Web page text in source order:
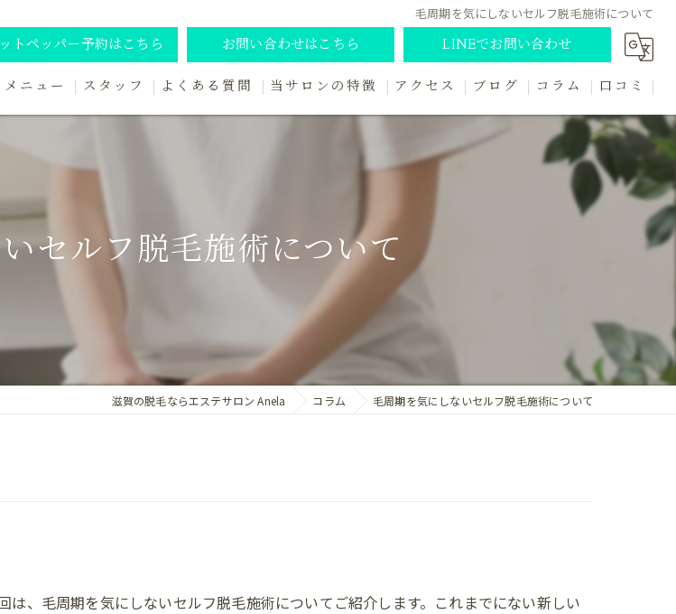
毛周期を気にしないセルフ脱毛施術について
トペッパー予約はこちら お問い合わせはこちら LINEでお問い合わせ
メニュー スタッフ よくある質問 当サロンの特徴 アクセス ブログ コラム 口コミ
セルフ脱毛施術について
滋賀の脱毛ならエステサロン Anela コラム 毛周期を気にしないセルフ脱毛施術について
、毛周期を気にしないセルフ脱毛施術についてご紹介します。これまでにない新しい